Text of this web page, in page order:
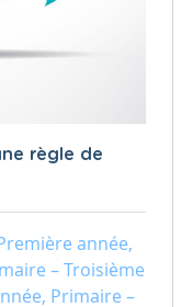
règle de
année,
– Troisième
Primaire –